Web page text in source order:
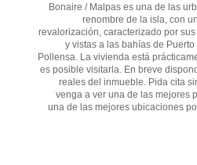
Bonaire / Malpas es una de las
renombre de la isla, con
revalorización, caracterizado por
y vistas a las bahías de Puerto
Pollensa. La vivienda está
es posible visitarla. En breve
reales del inmueble. Pida cita
venga a ver una de las mejores
una de las mejores ubicaciones